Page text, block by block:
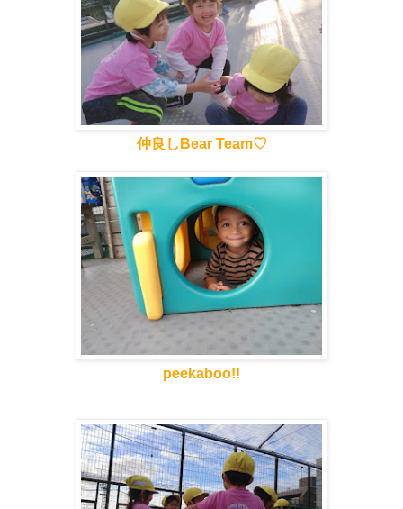
仲良しBear Team♡
peekaboo!!